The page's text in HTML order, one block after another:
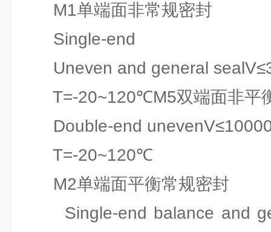
M1单端面非常规密封
Single-end
Uneven and general
T=-20~120℃M5双端面非平
Double-end
T=-20~120℃
M2单端面平衡常规密封
Single-end balance and